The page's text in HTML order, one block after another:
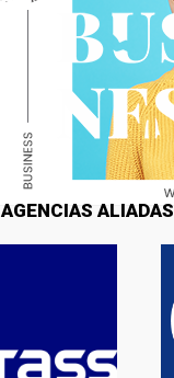
AGENCIAS ALIADAS